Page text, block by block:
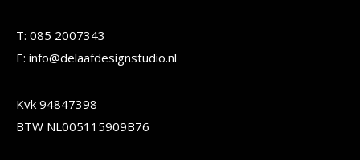
worden
de
productpagina
T: 085 2007343
E: info@delaafdesignstudio.nl
Kvk 94847398
BTW NL005115909B76